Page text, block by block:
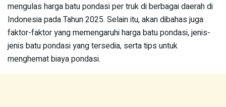
mengulas harga batu pondasi per truk di berbagai daerah di
Indonesia pada Tahun 2025. Selain itu, akan dibahas juga
faktor-faktor yang memengaruhi harga batu pondasi, jenis-
jenis batu pondasi yang tersedia, serta tips untuk
menghemat biaya pondasi.